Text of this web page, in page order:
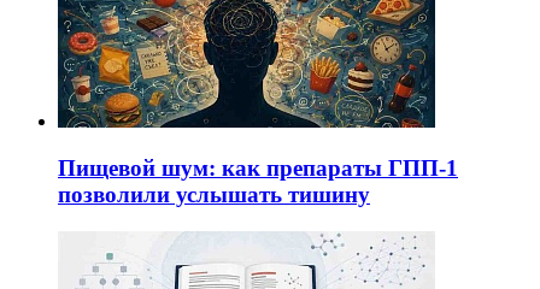
Пищевой шум: как препараты ГПП-1
позволили услышать тишину